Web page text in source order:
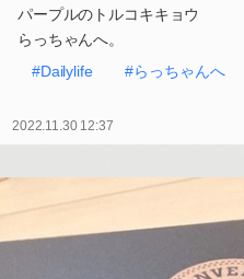
パープルのトルコキキョウ
らっちゃんへ。
#Dailylife
#らっちゃんへ
2022.11.30 12:37